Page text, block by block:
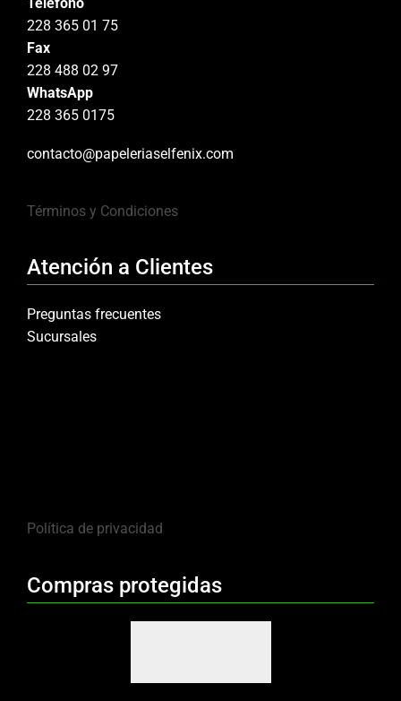
228 365 01 75
Fax
228 488 02 97
WhatsApp
228 365 0175
contacto@papeleriaselfenix.com
Términos y Condiciones
Atención a Clientes
Preguntas frecuentes
Sucursales
Política de privacidad
Compras protegidas